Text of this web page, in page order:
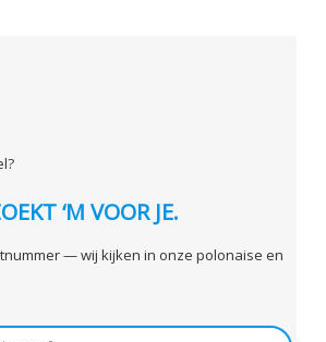
‘M VOOR JE.
— wij kijken in onze polonaise en